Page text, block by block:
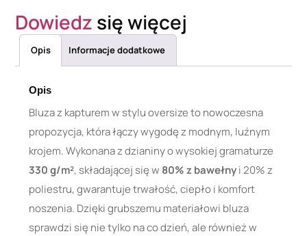
Dowiedz się więcej
Opis Informacje dodatkowe
Opis
Bluza z kapturem w stylu oversize to nowoczesna
propozycja, która łączy wygodę z modnym, luźnym
krojem. Wykonana z dzianiny o wysokiej gramaturze
330 g/m², składającej się w 80% z bawełnyi 20% z
poliestru, gwarantuje trwałość, ciepło i komfort
noszenia. Dzięki grubszemu materiałowi bluza
sprawdzi się nie tylko na co dzień, ale również w